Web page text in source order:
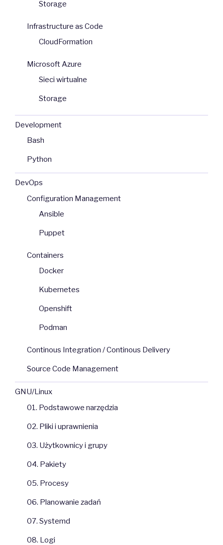
Storage
Infrastructure as Code
CloudFormation
Microsoft Azure
Sieci wirtualne
Storage
Development
Bash
Python
DevOps
Configuration Management
Ansible
Puppet
Containers
Docker
Kubernetes
Openshift
Podman
Continous Integration / Continous Delivery
Source Code Management
GNU/Linux
01. Podstawowe narzędzia
02. Pliki i uprawnienia
03. Użytkownicy i grupy
04. Pakiety
05. Procesy
06. Planowanie zadań
07. Systemd
08. Logi